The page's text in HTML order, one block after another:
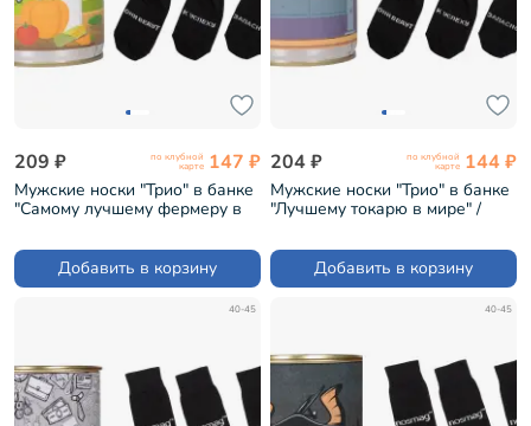
209 ₽ по клубной
карте 147 ₽
Мужские носки "Трио" в банке
"Самому лучшему фермеру в
Добавить в корзину
204 ₽ по клубной
карте 144 ₽
Мужские носки "Трио" в банке
"Лучшему токарю в мире" /
Добавить в корзину
40-45 40-45